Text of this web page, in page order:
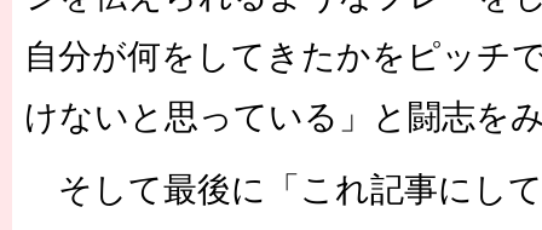
自分が何をしてきたかをピッチ
けないと思っている」と闘志を
そして最後に「これ記事にし